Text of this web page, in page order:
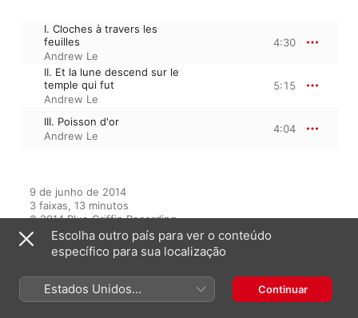
I. Cloches à travers les
feuilles
Andrew Le
4:30
II. Et la lune descend sur le
temple qui fut
Andrew Le
5:15
III. Poisson d'or
Andrew Le
4:04
9 de junho de 2014
3 faixas, 13 minutos
℗ 2014 Blue Griffin Recording
Do álbum
Escolha outro país para ver o conteúdo
específico para sua localização
Estados Unidos
(Português Brasil)
Continuar